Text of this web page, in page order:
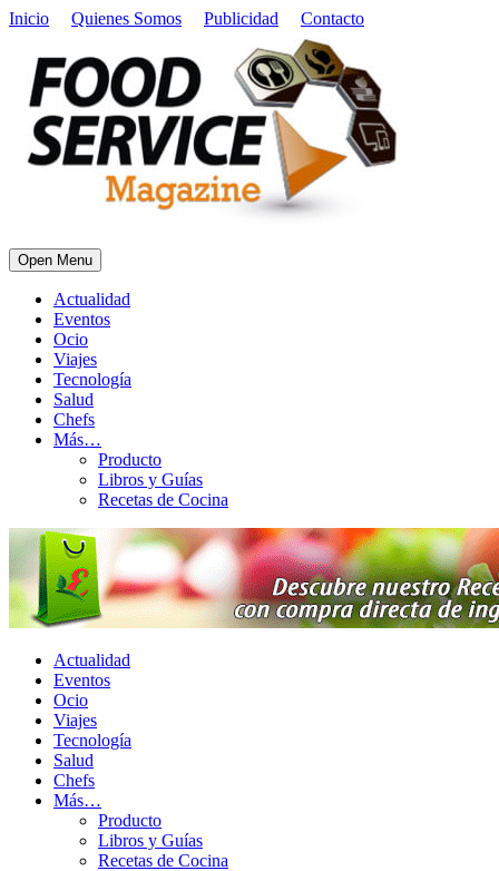
Inicio Quienes Somos Publicidad Contacto
Open Menu
Actualidad
Eventos
Ocio
Viajes
Tecnología
Salud
Chefs
Más…
Producto
Libros y Guías
Recetas de Cocina
Actualidad
Eventos
Ocio
Viajes
Tecnología
Salud
Chefs
Más…
Producto
Libros y Guías
Recetas de Cocina